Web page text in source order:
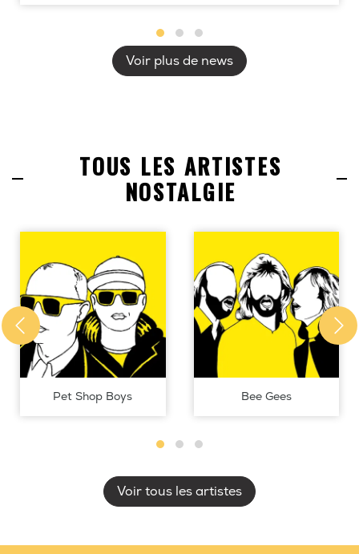
Voir plus de news
TOUS LES ARTISTES
NOSTALGIE
Pet Shop Boys Bee Gees
Voir tous les artistes